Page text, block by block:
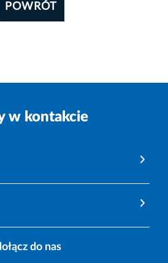
POWRÓT
w kontakcie
do nas